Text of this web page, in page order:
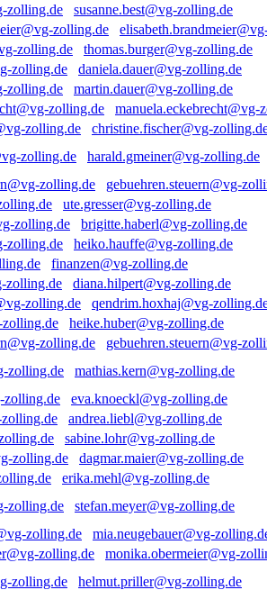
susanne.best@vg-zolling.de
thomas.burger@vg-zolling.de
daniela.dauer@vg-zolling.de
martin.dauer@vg-zolling.de
manuela.eckebrecht@vg-
christine.fischer@vg-
harald.gmeiner@vg-zolling.de
gebuehren.steuern@vg-
ute.gresser@vg-zolling.de
brigitte.haberl@vg-zolling.de
heiko.hauffe@vg-zolling.de
finanzen@vg-zolling.de
diana.hilpert@vg-zolling.de
qendrim.hoxhaj@vg-
heike.huber@vg-zolling.de
gebuehren.steuern@vg-
mathias.kern@vg-zolling.de
eva.knoeckl@vg-zolling.de
andrea.liebl@vg-zolling.de
sabine.lohr@vg-zolling.de
dagmar.maier@vg-zolling.de
erika.mehl@vg-zolling.de
stefan.meyer@vg-zolling.de
mia.neugebauer@vg-
monika.obermeier@vg-
helmut.priller@vg-zolling.de